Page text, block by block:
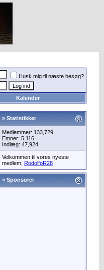
Husk mig til næste besøg?
Kalender
» Statistikker
Medlemmer: 133,729
Emner: 5,116
Indlæg: 47,924
Velkommen til vores nyeste
medlem, RodolfoR28
» Sponsorer